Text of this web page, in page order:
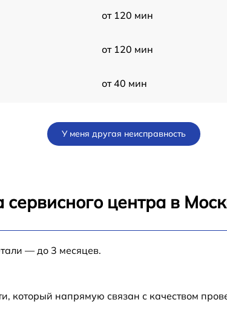
от 120 мин
от 120 мин
от 40 мин
У меня другая неисправность
сервисного центра в
— до 3 месяцев.
который напрямую связан с качеством